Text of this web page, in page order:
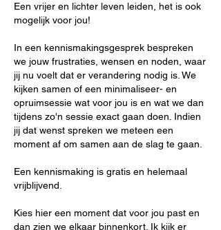
Een vrijer en lichter leven leiden, het is ook
mogelijk voor jou!
In een kennismakingsgesprek bespreken
we jouw frustraties, wensen en noden, waar
jij nu voelt dat er verandering nodig is. We
kijken samen of een minimaliseer- en
opruimsessie wat voor jou is en wat we dan
tijdens zo'n sessie exact gaan doen. Indien
jij dat wenst spreken we meteen een
moment af om samen aan de slag te gaan.
Een kennismaking is gratis en helemaal
vrijblijvend.
Kies hier een moment dat voor jou past en
dan zien we elkaar binnenkort. Ik kijk er